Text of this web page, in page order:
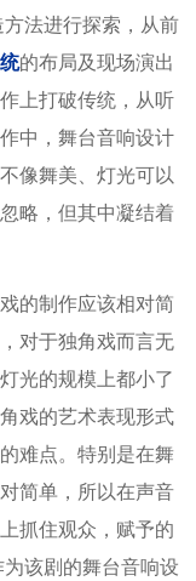
法进行探索，从前
的布局及现场演出
上打破传统，从听
中，舞台音响设计
像舞美、灯光可以
略，但其中凝结着
的制作应该相对简
对于独角戏而言无
光的规模上都小了
戏的艺术表现形式
难点。特别是在舞
简单，所以在声音
抓住观众，赋予的
为该剧的舞台音响设